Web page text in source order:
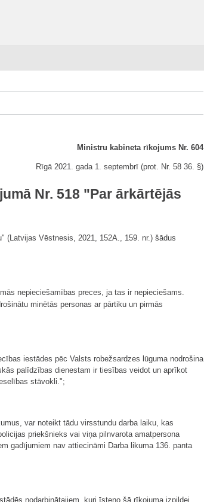
Ministru kabineta rīkojums Nr. 604
Rīgā 2021. gada 1. septembrī (prot. Nr. 58 36. §)
Nr. 518 "Par ārkārtējās
(Latvijas Vēstnesis, 2021, 152A., 159. nr.) šādus
nepieciešamības preces, ja tas ir nepieciešams.
minētās personas ar pārtiku un pirmās
iestādes pēc Valsts robežsardzes lūguma nodrošina
palīdzības dienestam ir tiesības veidot un aprīkot
stāvokli.";
var noteikt tādu virsstundu darba laiku, kas
priekšnieks vai viņa pilnvarota amatpersona
gadījumiem nav attiecināmi Darba likuma 136. panta
nodarbinātajiem, kuri īsteno šā rīkojuma izpildei